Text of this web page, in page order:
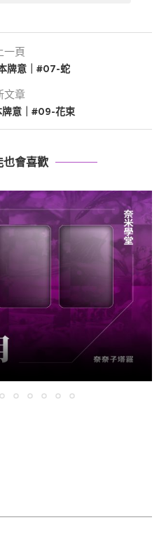
一頁
牌意｜#07-蛇
文章
牌意｜#09-花束
也會喜歡